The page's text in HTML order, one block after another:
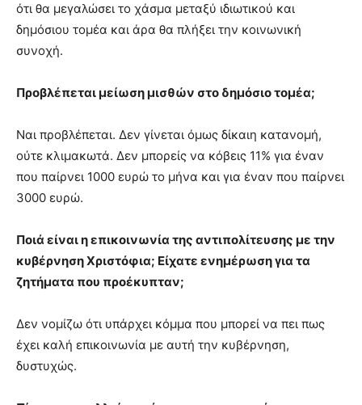
ότι θα μεγαλώσει το χάσμα μεταξύ ιδιωτικού και
δημόσιου τομέα και άρα θα πλήξει την κοινωνική
συνοχή.
Προβλέπεται μείωση μισθών στο δημόσιο τομέα;
Ναι προβλέπεται. Δεν γίνεται όμως δίκαιη κατανομή,
ούτε κλιμακωτά. Δεν μπορείς να κόβεις 11% για έναν
που παίρνει 1000 ευρώ το μήνα και για έναν που παίρνει
3000 ευρώ.
Ποιά είναι η επικοινωνία της αντιπολίτευσης με την
κυβέρνηση Χριστόφια; Είχατε ενημέρωση για τα
ζητήματα που προέκυπταν;
Δεν νομίζω ότι υπάρχει κόμμα που μπορεί να πει πως
έχει καλή επικοινωνία με αυτή την κυβέρνηση,
δυστυχώς.